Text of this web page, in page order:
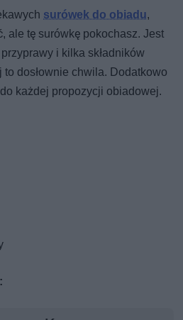
surówek do obiadu,
ale tę surówkę pokochasz. Jest
i kilka składników
dosłownie chwila. Dodatkowo
każdej propozycji obiadowej.